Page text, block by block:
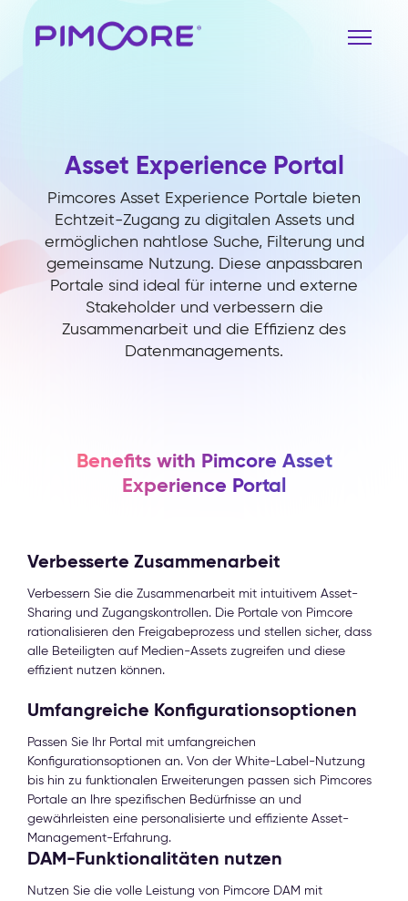
Asset Experience Portal
Pimcores Asset Experience Portale bieten
Echtzeit-Zugang zu digitalen Assets und
ermöglichen nahtlose Suche, Filterung und
gemeinsame Nutzung. Diese anpassbaren
Portale sind ideal für interne und externe
Stakeholder und verbessern die
Zusammenarbeit und die Effizienz des
Datenmanagements.
Benefits with Pimcore Asset
Experience Portal
Verbesserte Zusammenarbeit
Verbessern Sie die Zusammenarbeit mit intuitivem Asset-
Sharing und Zugangskontrollen. Die Portale von Pimcore
rationalisieren den Freigabeprozess und stellen sicher, dass
alle Beteiligten auf Medien-Assets zugreifen und diese
effizient nutzen können.
Umfangreiche Konfigurationsoptionen
Passen Sie Ihr Portal mit umfangreichen
Konfigurationsoptionen an. Von der White-Label-Nutzung
bis hin zu funktionalen Erweiterungen passen sich Pimcores
Portale an Ihre spezifischen Bedürfnisse an und
gewährleisten eine personalisierte und effiziente Asset-
Management-Erfahrung.
DAM-Funktionalitäten nutzen
Nutzen Sie die volle Leistung von Pimcore DAM mit